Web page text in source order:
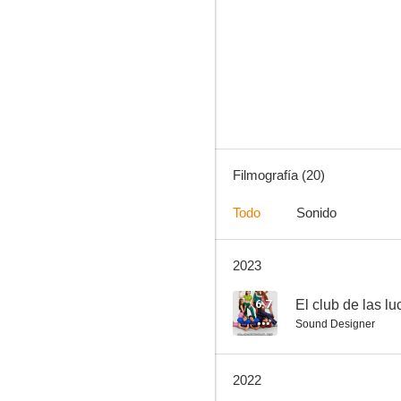
Filmografía (20)
Todo Sonido
2023
6.7 El club de las
Sound Designer
2022